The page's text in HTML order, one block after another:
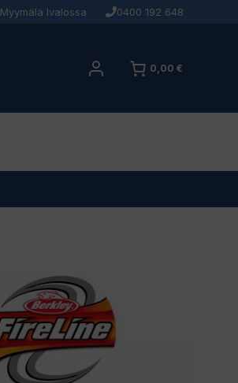
Myymälä Ivalossa 0400 192 648
0,00 €